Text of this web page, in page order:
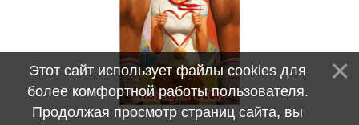
Этот сайт использует файлы cookies для
более комфортной работы пользователя.
Продолжая просмотр страниц сайта, вы